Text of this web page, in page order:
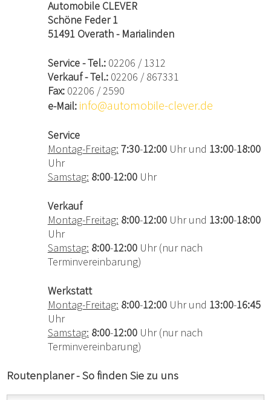
Automobile CLEVER
Schöne Feder 1
51491 Overath - Marialinden
Service - Tel.:02206 / 1312
Verkauf - Tel.:02206 / 867331
Fax:02206 / 2590
e-Mail: info@automobile-clever.de
Service
Montag-Freitag: 7:30-12:00Uhr und 13:00-18:00
Uhr
Samstag: 8:00-12:00Uhr
Verkauf
Montag-Freitag: 8:00-12:00Uhr und 13:00-18:00
Uhr
Samstag: 8:00-12:00Uhr (nur nach
Terminvereinbarung)
Werkstatt
Montag-Freitag: 8:00-12:00Uhr und 13:00-16:45
Uhr
Samstag: 8:00-12:00Uhr (nur nach
Terminvereinbarung)
Routenplaner - So finden Sie zu uns